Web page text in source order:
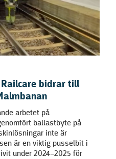
bidrar till
arbetet på
ballastbyte på
inte är
är en viktig pusselbit i
under 2024–2025 för